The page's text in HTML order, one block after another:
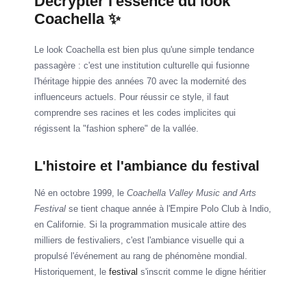
Coachella ✨
Le look Coachella est bien plus qu'une simple tendance
passagère : c'est une institution culturelle qui fusionne
l'héritage hippie des années 70 avec la modernité des
influenceurs actuels. Pour réussir ce style, il faut
comprendre ses racines et les codes implicites qui
régissent la "fashion sphere" de la vallée.
L'histoire et l'ambiance du festival
Né en octobre 1999, le Coachella Valley Music and Arts
Festival se tient chaque année à l'Empire Polo Club à Indio,
en Californie. Si la programmation musicale attire des
milliers de festivaliers, c'est l'ambiance visuelle qui a
propulsé l'événement au rang de phénomène mondial.
Historiquement, le festival s'inscrit comme le digne héritier